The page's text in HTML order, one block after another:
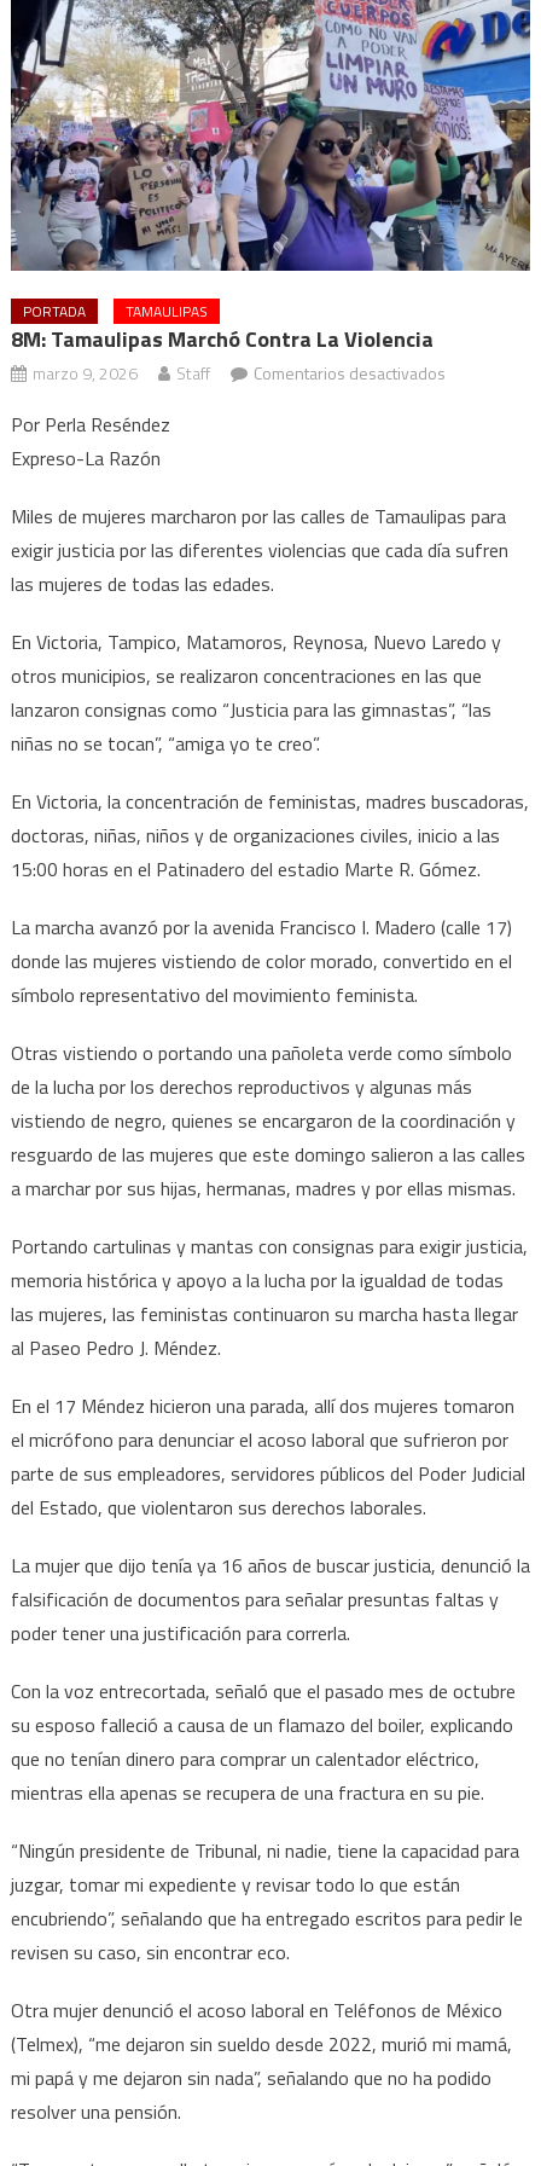
PORTADA TAMAULIPAS
8M: Tamaulipas Marchó Contra La Violencia
marzo 9, 2026 Staff Comentarios desactivadosen
la
violencia
Por Perla Reséndez
Expreso-La Razón
Miles de mujeres marcharon por las calles de Tamaulipas para
exigir justicia por las diferentes violencias que cada día sufren
las mujeres de todas las edades.
En Victoria, Tampico, Matamoros, Reynosa, Nuevo Laredo y
otros municipios, se realizaron concentraciones en las que
lanzaron consignas como “Justicia para las gimnastas”, “las
niñas no se tocan”, “amiga yo te creo”.
En Victoria, la concentración de feministas, madres buscadoras,
doctoras, niñas, niños y de organizaciones civiles, inicio a las
15:00 horas en el Patinadero del estadio Marte R. Gómez.
La marcha avanzó por la avenida Francisco I. Madero (calle 17)
donde las mujeres vistiendo de color morado, convertido en el
símbolo representativo del movimiento feminista.
Otras vistiendo o portando una pañoleta verde como símbolo
de la lucha por los derechos reproductivos y algunas más
vistiendo de negro, quienes se encargaron de la coordinación y
resguardo de las mujeres que este domingo salieron a las calles
a marchar por sus hijas, hermanas, madres y por ellas mismas.
Portando cartulinas y mantas con consignas para exigir justicia,
memoria histórica y apoyo a la lucha por la igualdad de todas
las mujeres, las feministas continuaron su marcha hasta llegar
al Paseo Pedro J. Méndez.
En el 17 Méndez hicieron una parada, allí dos mujeres tomaron
el micrófono para denunciar el acoso laboral que sufrieron por
parte de sus empleadores, servidores públicos del Poder Judicial
del Estado, que violentaron sus derechos laborales.
La mujer que dijo tenía ya 16 años de buscar justicia, denunció la
falsificación de documentos para señalar presuntas faltas y
poder tener una justificación para correrla.
Con la voz entrecortada, señaló que el pasado mes de octubre
su esposo falleció a causa de un flamazo del boiler, explicando
que no tenían dinero para comprar un calentador eléctrico,
mientras ella apenas se recupera de una fractura en su pie.
“Ningún presidente de Tribunal, ni nadie, tiene la capacidad para
juzgar, tomar mi expediente y revisar todo lo que están
encubriendo”, señalando que ha entregado escritos para pedir le
revisen su caso, sin encontrar eco.
Otra mujer denunció el acoso laboral en Teléfonos de México
(Telmex), “me dejaron sin sueldo desde 2022, murió mi mamá,
mi papá y me dejaron sin nada”, señalando que no ha podido
resolver una pensión.